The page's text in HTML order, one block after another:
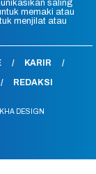
saling
memaki atau
menjilat atau
KARIR
REDAKSI
DESIGN